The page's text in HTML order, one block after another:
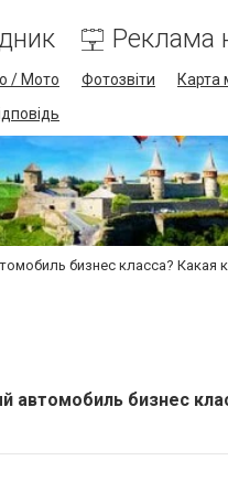
Реклама
/ Мото Фотозвіти Карта
бизнес класса? Какая
автомобиль бизнес